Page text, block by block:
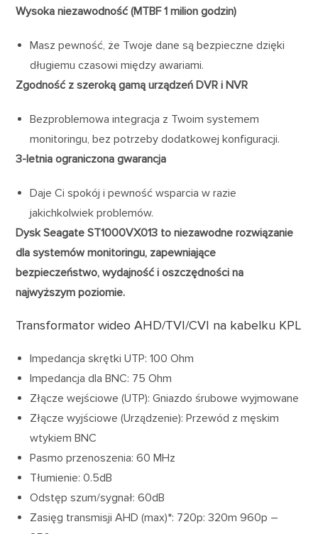
Wysoka niezawodność (MTBF 1 milion godzin)
Masz pewność, że Twoje dane są bezpieczne dzięki
długiemu czasowi między awariami.
Zgodność z szeroką gamą urządzeń DVR i NVR
Bezproblemowa integracja z Twoim systemem
monitoringu, bez potrzeby dodatkowej konfiguracji.
3-letnia ograniczona gwarancja
Daje Ci spokój i pewność wsparcia w razie
jakichkolwiek problemów.
Dysk Seagate ST1000VX013 to niezawodne rozwiązanie
dla systemów monitoringu, zapewniające
bezpieczeństwo, wydajność i oszczędności na
najwyższym poziomie.
Transformator wideo AHD/TVI/CVI na kabelku KPL
Impedancja skrętki UTP: 100 Ohm
Impedancja dla BNC: 75 Ohm
Złącze wejściowe (UTP): Gniazdo śrubowe wyjmowane
Złącze wyjściowe (Urządzenie): Przewód z męskim
wtykiem BNC
Pasmo przenoszenia: 60 MHz
Tłumienie: 0.5dB
Odstęp szum/sygnał: 60dB
Zasięg transmisji AHD (max)*: 720p: 320m 960p –